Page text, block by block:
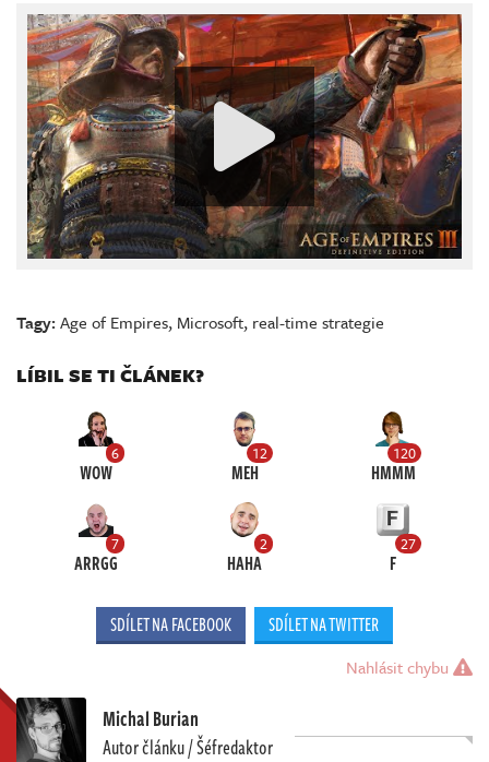
Tagy:Age of Empires, Microsoft, real-time strategie
LÍBIL SE TI ČLÁNEK?
6
WOW
12
MEH
120
HMMM
7
ARRGG
2
HAHA
27
F
SDÍLET NA FACEBOOK SDÍLET NA TWITTER
Nahlásit chybu
Michal Burian
Autor článku / Šéfredaktor